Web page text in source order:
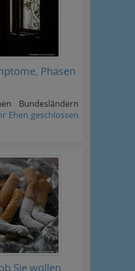
Phasen
Bundesländern
Ehen geschlossen
Sie wollen